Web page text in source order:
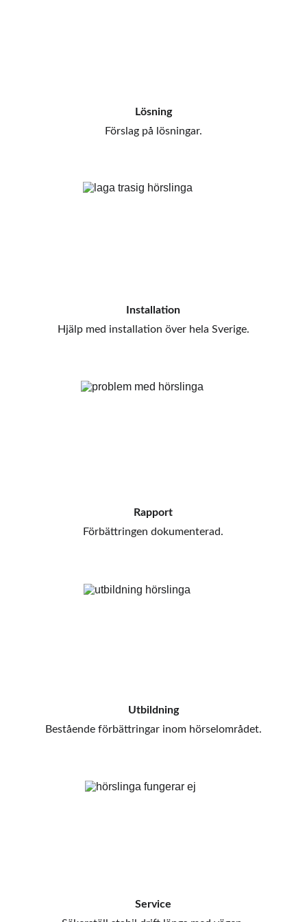
Lösning
Förslag på lösningar.
Installation
Hjälp med installation över hela Sverige.
Rapport
Förbättringen dokumenterad.
Utbildning
Bestående förbättringar inom hörselområdet.
Service